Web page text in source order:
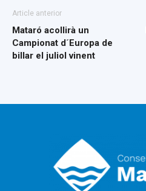
Article anterior
Mataró acollirà un
Campionat d´Europa de
billar el juliol vinent